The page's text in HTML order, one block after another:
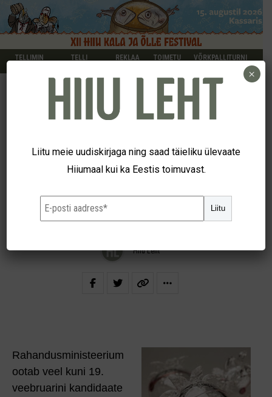
TELLIMIN
TELLI
REKLAA
TOIMETU
VÕRKPALLITURNI
Regionaalmaasikate korje
Hiiu Leht
Rahandusministeerium
ootab veel kuni 19.
veebruarini kandidaate
Liitu meie uudiskirjaga ning saad täieliku ülevaate
Hiiumaal kui ka Eestis toimuvast.
Liitu
×